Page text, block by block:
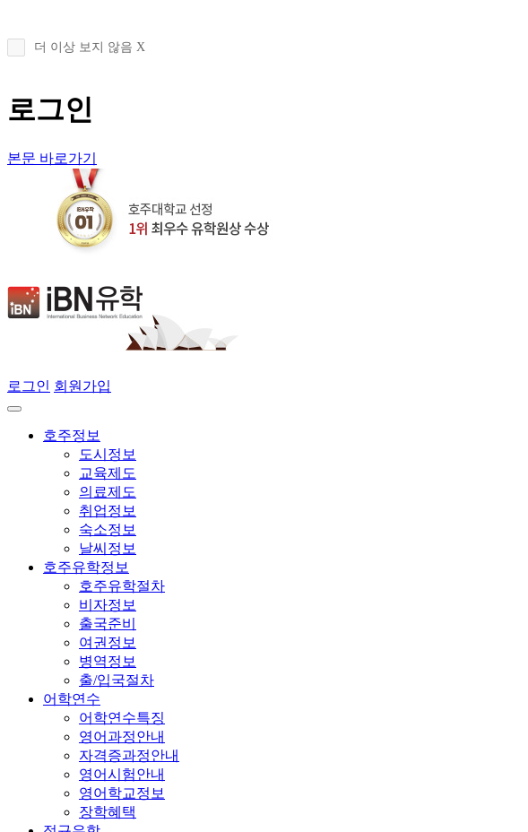
더 이상 보지 않음 X
로그인
본문 바로가기
로그인 회원가입
호주정보
도시정보
교육제도
의료제도
취업정보
숙소정보
날씨정보
호주유학정보
호주유학절차
비자정보
출국준비
여권정보
병역정보
출/입국절차
어학연수
어학연수특징
영어과정안내
자격증과정안내
영어시험안내
영어학교정보
장학혜택